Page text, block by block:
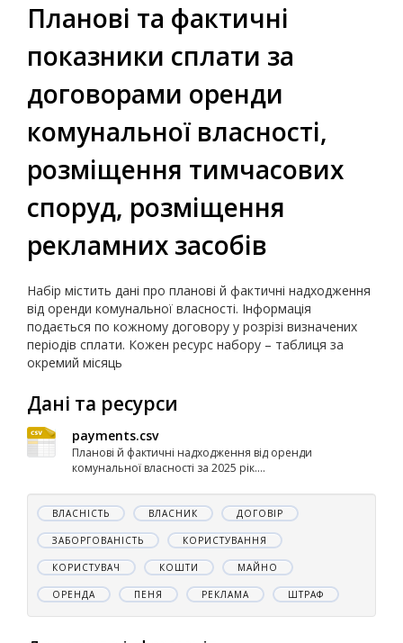
Планові та фактичні
показники сплати за
договорами оренди
комунальної власності,
розміщення тимчасових
споруд, розміщення
рекламних засобів
Набір містить дані про планові й фактичні надходження
від оренди комунальної власності. Інформація
подається по кожному договору у розрізі визначених
періодів сплати. Кожен ресурс набору – таблиця за
окремий місяць
Дані та ресурси
payments.csv
Планові й фактичні надходження від оренди
комунальної власності за 2025 рік....
ВЛАСНІСТЬ ВЛАСНИК ДОГОВІР
ЗАБОРГОВАНІСТЬ КОРИСТУВАННЯ
КОРИСТУВАЧ КОШТИ МАЙНО
ОРЕНДА ПЕНЯ РЕКЛАМА ШТРАФ